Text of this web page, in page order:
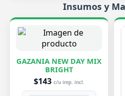
Insumos y
GAZANIA NEW DAY MIX
BRIGHT
$143 c/u imp. incl.